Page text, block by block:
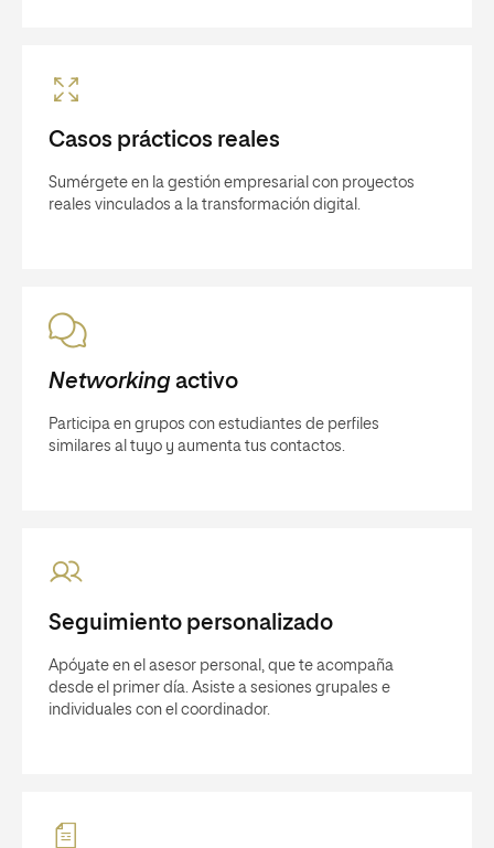
Casos prácticos reales
Sumérgete en la gestión empresarial con proyectos
reales vinculados a la transformación digital.
Networkingactivo
Participa en grupos con estudiantes de perfiles
similares al tuyo y aumenta tus contactos.
Seguimiento personalizado
Apóyate en el asesor personal, que te acompaña
desde el primer día. Asiste a sesiones grupales e
individuales con el coordinador.